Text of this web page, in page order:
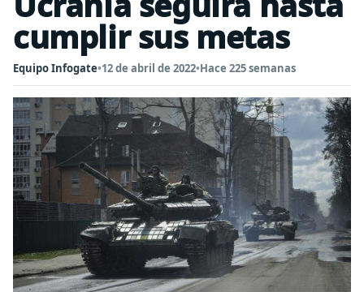
cumplir sus metas
Equipo Infogate•12 de abril de 2022•Hace 225 semanas